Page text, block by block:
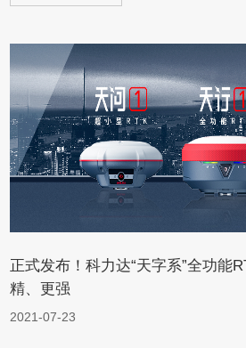
正式发布！科力达“天字系”全功能
精、更强
2021-07-23